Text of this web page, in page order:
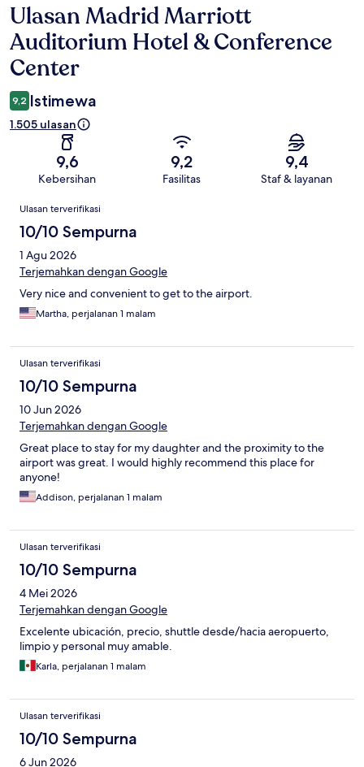
Ulasan
Ulasan Madrid Marriott
Auditorium Hotel & Conference
Center
9,2 Istimewa
1.505 ulasan
9,6
Kebersihan
9,2
Fasilitas
9,4
Staf & layanan
Ulasan
Ulasan terverifikasi
10/10 Sempurna
1 Agu 2026
Terjemahkan dengan Google
Very nice and convenient to get to the airport.
Martha, perjalanan 1 malam
Ulasan terverifikasi
10/10 Sempurna
10 Jun 2026
Terjemahkan dengan Google
Great place to stay for my daughter and the proximity to the
airport was great. I would highly recommend this place for
anyone!
Addison, perjalanan 1 malam
Ulasan terverifikasi
10/10 Sempurna
4 Mei 2026
Terjemahkan dengan Google
Excelente ubicación, precio, shuttle desde/hacia aeropuerto,
limpio y personal muy amable.
Karla, perjalanan 1 malam
Ulasan terverifikasi
10/10 Sempurna
6 Jun 2026